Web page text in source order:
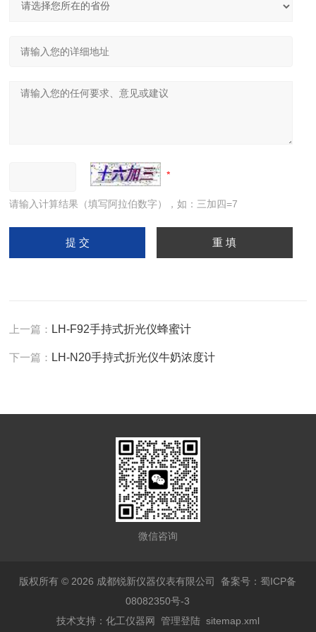
请输入计算结果（填写阿拉伯数字），如：三加四=7
上一篇： LH-F92手持式折光仪蜂蜜计
下一篇： LH-N20手持式折光仪牛奶浓度计
微信咨询
版权所有 © 2026 成都锐新仪器仪表有限公司备案号：蜀ICP备
08082350号-3
技术支持： 化工仪器网 管理登陆 sitemap.xml